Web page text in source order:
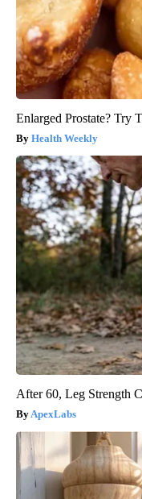
Enlarged Prostate? Try
Health Weekly
After 60, Leg Strength
ApexLabs